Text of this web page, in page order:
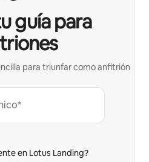
guía para
para triunfar como anfitrión
en Lotus Landing?